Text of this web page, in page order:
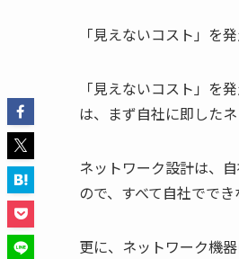
「見えないコスト」を
「見えないコスト」を
は、まず自社に即した
ネットワーク設計は、
ので、すべて自社でで
更に、ネットワーク機